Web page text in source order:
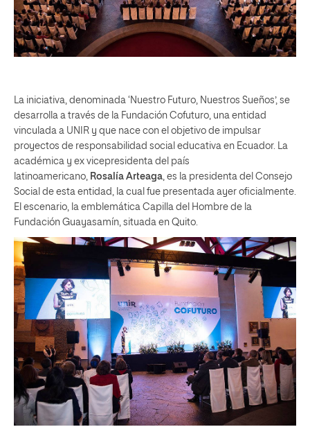
La iniciativa, denominada ‘Nuestro Futuro, Nuestros Sueños’, se
desarrolla a través de la Fundación Cofuturo, una entidad
vinculada a UNIR y que nace con el objetivo de impulsar
proyectos de responsabilidad social educativa en Ecuador. La
académica y ex vicepresidenta del país
latinoamericano, Rosalía Arteaga , es la presidenta del Consejo
Social de esta entidad, la cual fue presentada ayer oficialmente.
El escenario, la emblemática Capilla del Hombre de la
Fundación Guayasamín, situada en Quito.